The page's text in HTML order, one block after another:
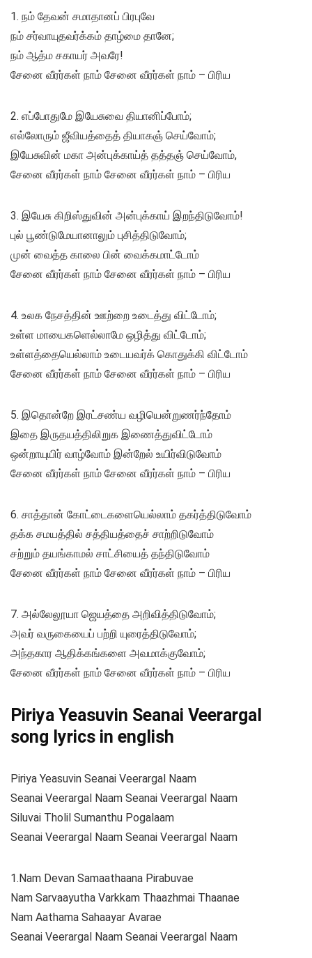
1. நம் தேவன் சமாதானப் பிரபுவே
நம் சர்வாயுதவர்க்கம் தாழ்மை தானே;
நம் ஆத்ம சகாயர் அவரே!
சேனை வீரர்கள் நாம் சேனை வீரர்கள் நாம் – பிரிய
2. எப்போதுமே இயேசுவை தியானிப்போம்;
எல்லோரும் ஜீவியத்தைத் தியாகஞ் செய்வோம்;
இயேசுவின் மகா அன்புக்காய்த் தத்தஞ் செய்வோம்,
சேனை வீரர்கள் நாம் சேனை வீரர்கள் நாம் – பிரிய
3. இயேசு கிறிஸ்துவின் அன்புக்காய் இறந்திடுவோம்!
புல் பூண்டுமேயானாலும் புசித்திடுவோம்;
முன் வைத்த காலை பின் வைக்கமாட்டோம்
சேனை வீரர்கள் நாம் சேனை வீரர்கள் நாம் – பிரிய
4. உலக நேசத்தின் ஊற்றை உடைத்து விட்டோம்;
உள்ள மாயைகளெல்லாமே ஒழித்து விட்டோம்;
உள்ளத்தையெல்லாம் உடையவர்க் கொதுக்கி விட்டோம்
சேனை வீரர்கள் நாம் சேனை வீரர்கள் நாம் – பிரிய
5. இதொன்றே இரட்சண்ய வழியென்றுணர்ந்தோம்
இதை இருதயத்திலிறுக இணைத்துவிட்டோம்
ஒன்றாயுயிர் வாழ்வோம் இன்றேல் உயிர்விடுவோம்
சேனை வீரர்கள் நாம் சேனை வீரர்கள் நாம் – பிரிய
6. சாத்தான் கோட்டைகளையெல்லாம் தகர்த்திடுவோம்
தக்க சமயத்தில் சத்தியத்தைச் சாற்றிடுவோம்
சற்றும் தயங்காமல் சாட்சியைத் தந்திடுவோம்
சேனை வீரர்கள் நாம் சேனை வீரர்கள் நாம் – பிரிய
7. அல்லேலூயா ஜெயத்தை அறிவித்திடுவோம்;
அவர் வருகையைப் பற்றி யுரைத்திடுவோம்;
அந்தகார ஆதிக்கங்களை அவமாக்குவோம்;
சேனை வீரர்கள் நாம் சேனை வீரர்கள் நாம் – பிரிய
Piriya Yeasuvin Seanai Veerargal
song lyrics in english
Piriya Yeasuvin Seanai Veerargal Naam
Seanai Veerargal Naam Seanai Veerargal Naam
Siluvai Tholil Sumanthu Pogalaam
Seanai Veerargal Naam Seanai Veerargal Naam
1.Nam Devan Samaathaana Pirabuvae
Nam Sarvaayutha Varkkam Thaazhmai Thaanae
Nam Aathama Sahaayar Avarae
Seanai Veerargal Naam Seanai Veerargal Naam